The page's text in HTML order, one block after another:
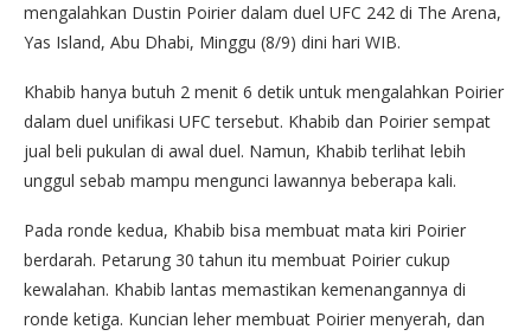
mengalahkan Dustin Poirier dalam duel UFC 242 di The Arena,
Yas Island, Abu Dhabi, Minggu (8/9) dini hari WIB.
Khabib hanya butuh 2 menit 6 detik untuk mengalahkan Poirier
dalam duel unifikasi UFC tersebut. Khabib dan Poirier sempat
jual beli pukulan di awal duel. Namun, Khabib terlihat lebih
unggul sebab mampu mengunci lawannya beberapa kali.
Pada ronde kedua, Khabib bisa membuat mata kiri Poirier
berdarah. Petarung 30 tahun itu membuat Poirier cukup
kewalahan. Khabib lantas memastikan kemenangannya di
ronde ketiga. Kuncian leher membuat Poirier menyerah, dan